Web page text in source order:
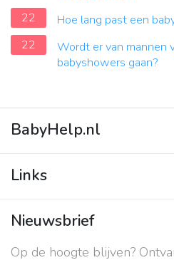
22
Hoe lang past een
22
Wordt er van mannen
babyshowers gaan?
BabyHelp.nl
Vraag & Antwoord
Links
Contact
Over ons
Nieuwsbrief
Op de hoogte blijven?